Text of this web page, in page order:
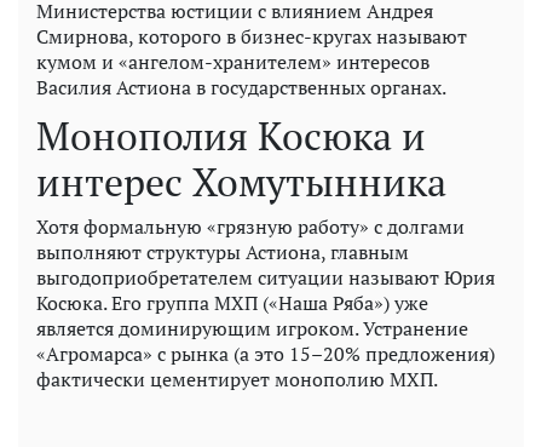
Министерства юстиции с влиянием Андрея
Смирнова, которого в бизнес-кругах называют
кумом и «ангелом-хранителем» интересов
Василия Астиона в государственных органах.
Монополия Косюка и
интерес Хомутынника
Хотя формальную «грязную работу» с долгами
выполняют структуры Астиона, главным
выгодоприобретателем ситуации называют Юрия
Косюка. Его группа МХП («Наша Ряба») уже
является доминирующим игроком. Устранение
«Агромарса» с рынка (а это 15–20% предложения)
фактически цементирует монополию МХП.